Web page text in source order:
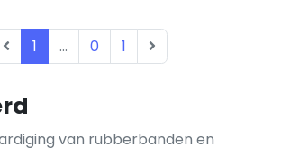
van rubberbanden en
1 ... 0 1